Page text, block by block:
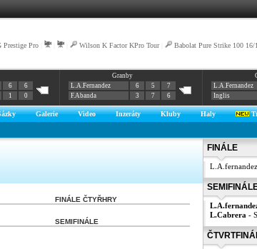
Prestige Pro Wilson K Factor KPro Tour| Babolat Pure Strike 100 16/
6
6
1 0
Granby
L.A.Fernandez
6 5
7
F.Abanda
3 7 6
L.A.Fernandez
Inglis
Galerie Video Inzeráty Kluby Haly
FINÁLE ČTYŘHRY
SEMIFINÁLE
FINÁLE
L.Cabrera -